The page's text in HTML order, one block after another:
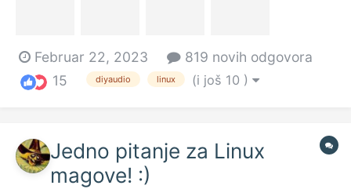
90e6ab9d1e57e9b9e8c5572e8cf1a5f4...
Februar 22, 2023
819 novih odgovora
15
diyaudio linux (i još 10 )
Jedno pitanje za Linux
magove! :)